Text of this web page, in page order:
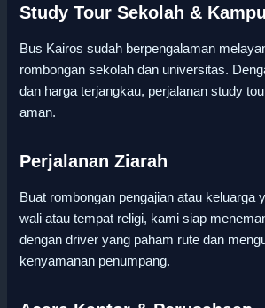
Study Tour Sekolah &
Bus Kairos sudah berpengalaman
rombongan sekolah dan universitas.
dan harga terjangkau, perjalanan study
aman.
Perjalanan Ziarah
Buat rombongan pengajian atau keluarga
wali atau tempat religi, kami siap
dengan driver yang paham rute dan
kenyamanan penumpang.